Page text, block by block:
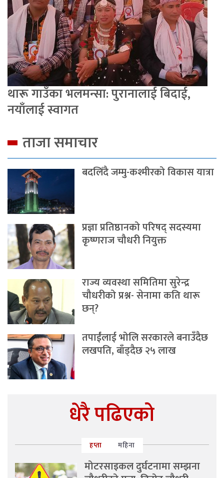
थारू गाउँका भलमन्सा: पुरानालाई बिदाई,
नयाँलाई स्वागत
ताजा समाचार
बदलिँदै जम्मु-कश्मीरको विकास यात्रा
प्रज्ञा प्रतिष्ठानको परिषद् सदस्यमा
कृष्णराज चौधरी नियुक्त
राज्य व्यवस्था समितिमा सुरेन्द्र
चौधरीको प्रश्न- सेनामा कति थारू
छन्?
तपाईंलाई भोलि सरकारले बनाउँदैछ
लखपति, बाँड्दैछ २५ लाख
धेरै पढिएको
हप्ता महिना
मोटरसाइकल दुर्घटनामा सम्झना